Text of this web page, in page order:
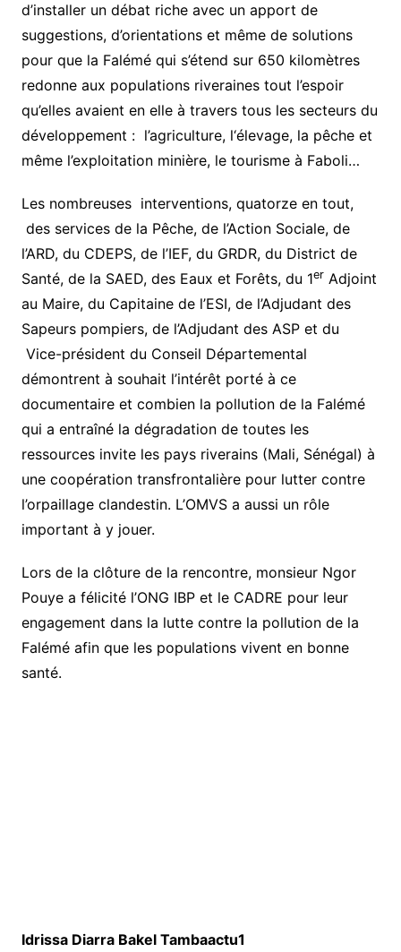
d’installer un débat riche avec un apport de
suggestions, d’orientations et même de solutions
pour que la Falémé qui s’étend sur 650 kilomètres
redonne aux populations riveraines tout l’espoir
qu’elles avaient en elle à travers tous les secteurs du
développement : l’agriculture, l‘élevage, la pêche et
même l’exploitation minière, le tourisme à Faboli…
Les nombreuses interventions, quatorze en tout,
des services de la Pêche, de l’Action Sociale, de
l’ARD, du CDEPS, de l’IEF, du GRDR, du District de
Santé, de la SAED, des Eaux et Forêts, du 1erAdjoint
au Maire, du Capitaine de l’ESI, de l’Adjudant des
Sapeurs pompiers, de l’Adjudant des ASP et du
Vice-président du Conseil Départemental
démontrent à souhait l’intérêt porté à ce
documentaire et combien la pollution de la Falémé
qui a entraîné la dégradation de toutes les
ressources invite les pays riverains (Mali, Sénégal) à
une coopération transfrontalière pour lutter contre
l’orpaillage clandestin. L’OMVS a aussi un rôle
important à y jouer.
Lors de la clôture de la rencontre, monsieur Ngor
Pouye a félicité l’ONG IBP et le CADRE pour leur
engagement dans la lutte contre la pollution de la
Falémé afin que les populations vivent en bonne
santé.
Idrissa Diarra Bakel Tambaactu1